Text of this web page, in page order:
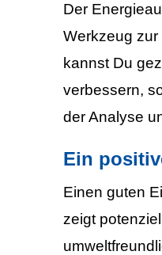
Der
Werkzeug
kannst Du
verbessern,
der Analyse
Ein
Einen guten
zeigt